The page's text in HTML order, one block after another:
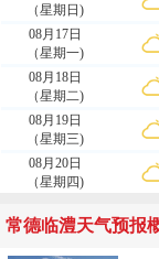
（星期日)
08月17日
（星期一)
08月18日
（星期二)
08月19日
（星期三)
08月20日
（星期四)
常德临澧天气预报